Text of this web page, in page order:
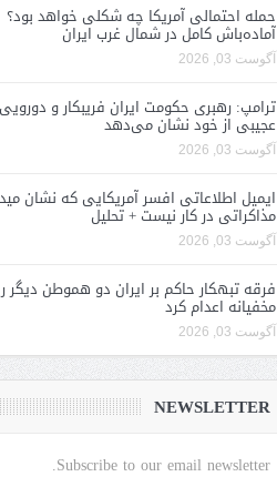
حمله احتمالی آمریکا چه شکلی خواهد بود؟
آماده‌باش کامل در شمال غرب ایران
آگوست 03, 2026
ترامپ: رهبری حکومت ایران فریبکار و دورویی
عجیبی از خود نشان می‌دهد
آگوست 03, 2026
ایمیل اطلاعاتی افسر آمریکایی که نشان
مذاکراتی در کار نیست + تحلیل
آگوست 03, 2026
فرقه تبهکار حاکم بر ایران دو هموطن دیگر
مخفیانه اعدام کرد
آگوست 03, 2026
NEWSLETTER
Subscribe to our email newsletter.